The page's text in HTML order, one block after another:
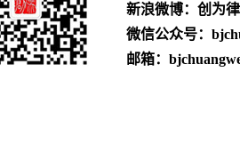
新浪微博：创为
微信公众号：
邮箱：